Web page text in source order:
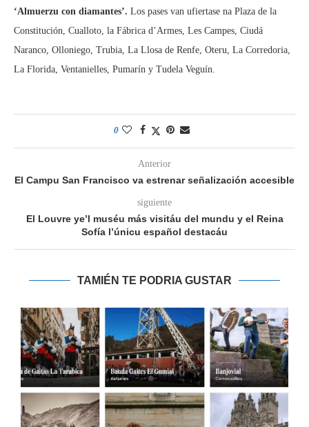
‘Almuerzu con diamantes’. Los pases van ufiertase na Plaza de la
Constitución, Cualloto, la Fábrica d’Armes, Les Campes, Ciudá
Naranco, Olloniego, Trubia, La Llosa de Renfe, Oteru, La Corredoria,
La Florida, Ventanielles, Pumarín y Tudela Veguín.
0
Anterior
El Campu San Francisco va estrenar señalización accesible
siguiente
El Louvre ye’l muséu más visitáu del mundu y el Reina
Sofía l’únicu español destacáu
TAMIÉN TE PODRIA GUSTAR